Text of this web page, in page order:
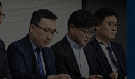
6258.77 37.61(하락)
798.81 2.86(하락)
3.746 0.004(상승)